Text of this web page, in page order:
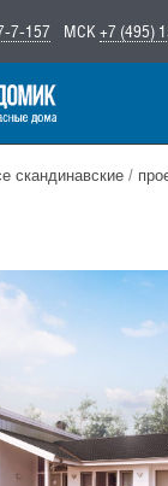
7-157 МСК +7 (495)
скандинавские /